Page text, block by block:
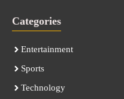
Categories
Entertainment
Sports
Technology